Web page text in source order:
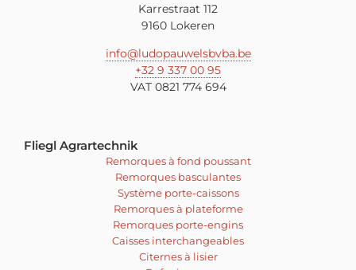
Karrestraat 112
9160 Lokeren
info@ludopauwelsbvba.be
+32 9 337 00 95
VAT 0821 774 694
Fliegl Agrartechnik
Remorques à fond poussant
Remorques basculantes
Système porte-caissons
Remorques à plateforme
Remorques porte-engins
Caisses interchangeables
Citernes à lisier